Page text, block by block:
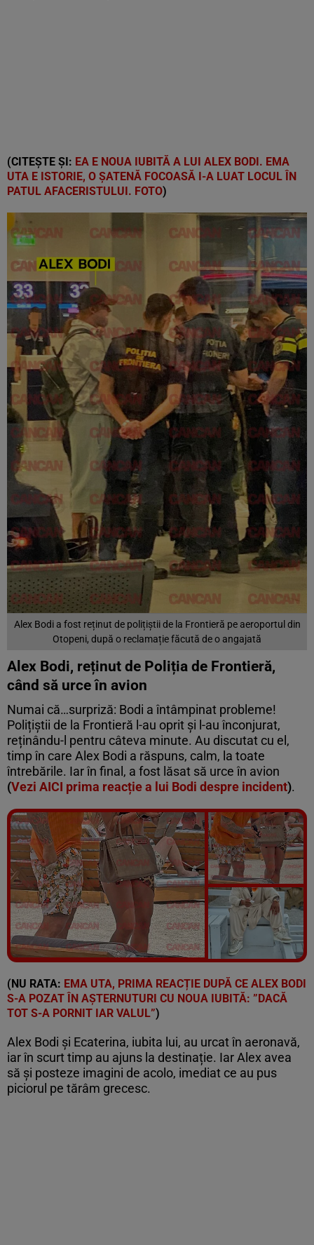
(CITEȘTE ȘI: EA E NOUA IUBITĂ A LUI ALEX BODI. EMA
UTA E ISTORIE, O ȘATENĂ FOCOASĂ I-A LUAT LOCUL ÎN
PATUL AFACERISTULUI. FOTO)
Alex Bodi a fost reținut de polițiștii de la Frontieră pe aeroportul din
Otopeni, după o reclamație făcută de o angajată
Alex Bodi, reținut de Poliția de Frontieră,
când să urce în avion
Numai că…surpriză: Bodi a întâmpinat probleme!
Polițiștii de la Frontieră l-au oprit și l-au înconjurat,
reținându-l pentru câteva minute. Au discutat cu el,
timp în care Alex Bodi a răspuns, calm, la toate
întrebările. Iar în final, a fost lăsat să urce în avion
(Vezi AICI prima reacție a lui Bodi despre incident).
Vezi galeria foto
6 poze
(NU RATA: EMA UTA, PRIMA REACȚIE DUPĂ CE ALEX BODI
S-A POZAT ÎN AȘTERNUTURI CU NOUA IUBITĂ: ”DACĂ
TOT S-A PORNIT IAR VALUL”)
Alex Bodi și Ecaterina, iubita lui, au urcat în aeronavă,
iar în scurt timp au ajuns la destinație. Iar Alex avea
să și posteze imagini de acolo, imediat ce au pus
piciorul pe tărâm grecesc.